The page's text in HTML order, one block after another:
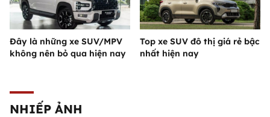
Đây là những xe SUV/MPV
không nên bỏ qua hiện nay
Top xe SUV đô thị giá rẻ bậc
nhất hiện nay
NHIẾP ẢNH